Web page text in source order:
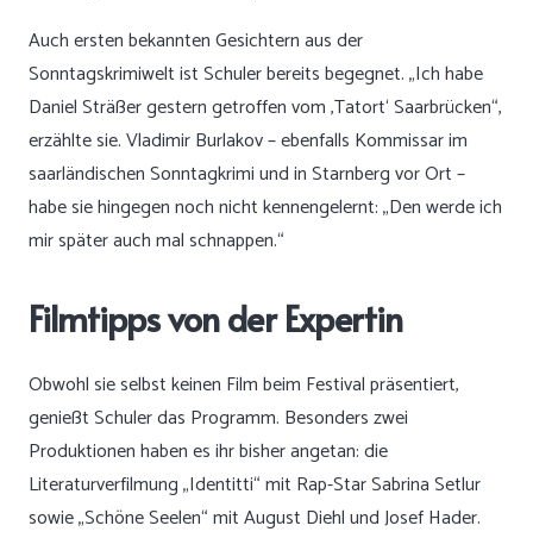
Auch ersten bekannten Gesichtern aus der
Sonntagskrimiwelt ist Schuler bereits begegnet. „Ich habe
Daniel Sträßer gestern getroffen vom ‚Tatort‘ Saarbrücken“,
erzählte sie. Vladimir Burlakov – ebenfalls Kommissar im
saarländischen Sonntagkrimi und in Starnberg vor Ort –
habe sie hingegen noch nicht kennengelernt: „Den werde ich
mir später auch mal schnappen.“
Filmtipps von der Expertin
Obwohl sie selbst keinen Film beim Festival präsentiert,
genießt Schuler das Programm. Besonders zwei
Produktionen haben es ihr bisher angetan: die
Literaturverfilmung „Identitti“ mit Rap-Star Sabrina Setlur
sowie „Schöne Seelen“ mit August Diehl und Josef Hader.